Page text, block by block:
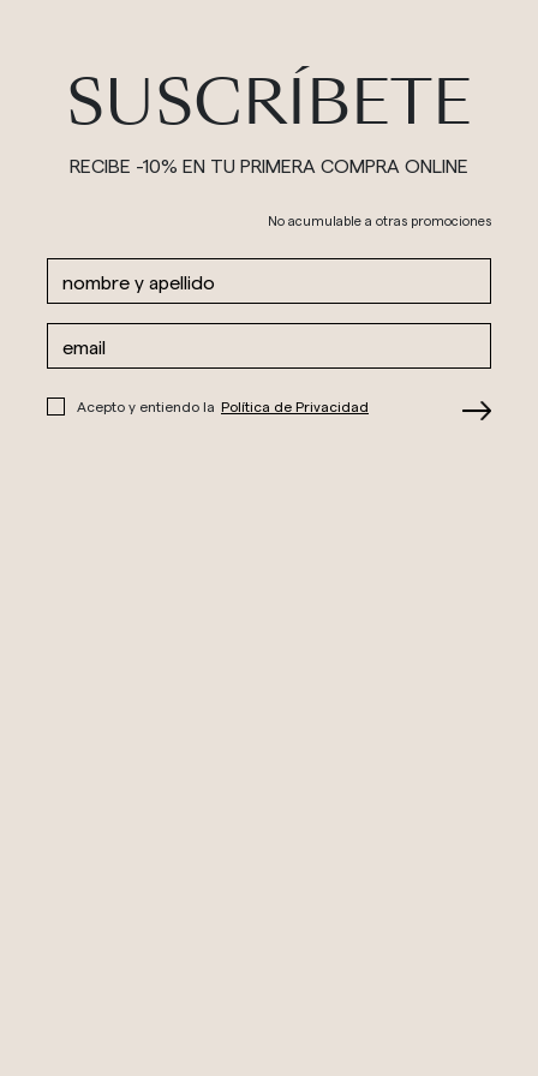
SUSCRÍBETE
RECIBE -10% EN TU PRIMERA COMPRA ONLINE
No acumulable a otras promociones
Acepto y entiendo la Política de Privacidad